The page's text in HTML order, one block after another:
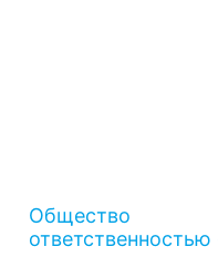
Общество